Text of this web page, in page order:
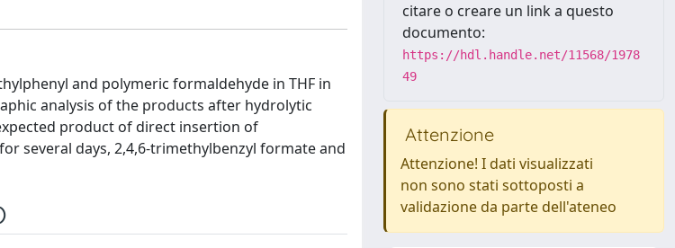
and polymeric formaldehyde in THF in
analysis of the products after hydrolytic
product of direct insertion of
several days, 2,4,6-trimethylbenzyl formate and
citare o creare un link a questo
documento:
https://hdl.handle.net/11568/1978
49
Attenzione
Attenzione! I dati visualizzati
non sono stati sottoposti a
validazione da parte dell'ateneo